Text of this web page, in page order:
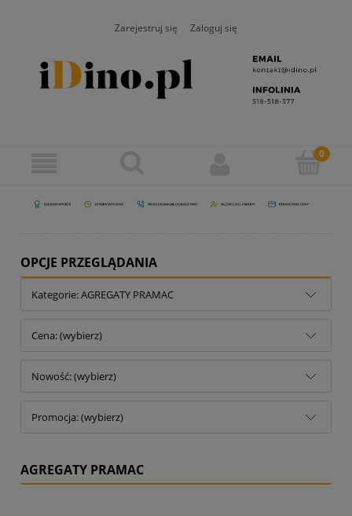
Zarejestruj się Zaloguj się
OPCJE PRZEGLĄDANIA
Kategorie: AGREGATY PRAMAC
Cena: (wybierz)
Nowość: (wybierz)
Promocja: (wybierz)
AGREGATY PRAMAC